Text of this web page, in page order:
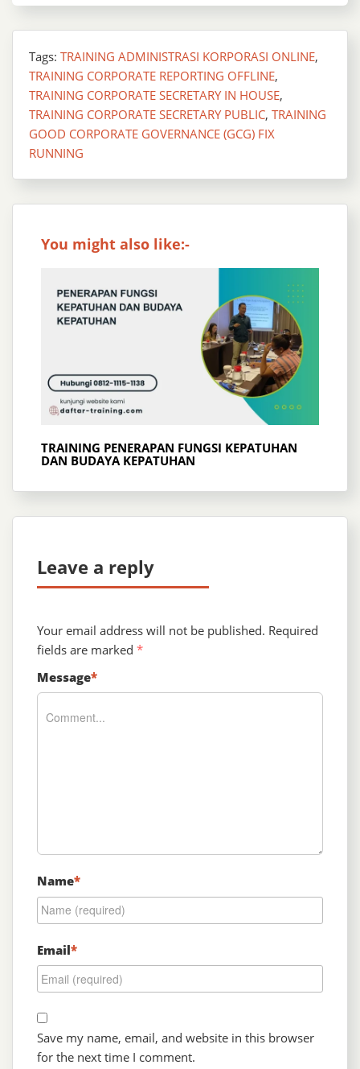
Tags: TRAINING ADMINISTRASI KORPORASI ONLINE,
TRAINING CORPORATE REPORTING OFFLINE,
TRAINING CORPORATE SECRETARY IN HOUSE,
TRAINING CORPORATE SECRETARY PUBLIC, TRAINING
GOOD CORPORATE GOVERNANCE (GCG) FIX
RUNNING
You might also like:-
TRAINING PENERAPAN FUNGSI KEPATUHAN
DAN BUDAYA KEPATUHAN
Leave a reply
Your email address will not be published. Required
fields are marked *
Message*
Name*
Email*
Save my name, email, and website in this browser
for the next time I comment.